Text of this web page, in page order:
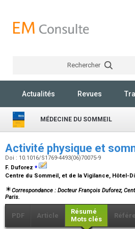
Rechercher
Actualités Revues
MÉDECINE DU SOMMEIL
Activité physique et
Doi : 10.1016/S1769-4493(06)70075-9
F. Duforez ⁎
Centre du Sommeil, et de la Vigilance, Hôtel-
Correspondance : Docteur François Duforez,
Paris.
PDF Article
Résumé
Mots clés